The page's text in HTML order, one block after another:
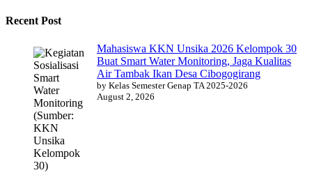
Recent Post
Mahasiswa KKN Unsika 2026 Kelompok 30
Buat Smart Water Monitoring, Jaga Kualitas
Air Tambak Ikan Desa Cibogogirang
by Kelas Semester Genap TA 2025-2026
August 2, 2026